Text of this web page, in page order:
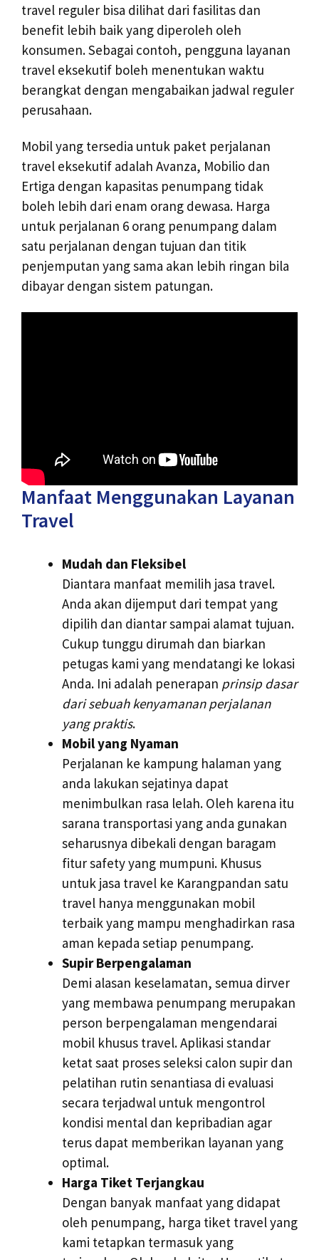
travel reguler bisa dilihat dari fasilitas dan
benefit lebih baik yang diperoleh oleh
konsumen. Sebagai contoh, pengguna layanan
travel eksekutif boleh menentukan waktu
berangkat dengan mengabaikan jadwal reguler
perusahaan.
Mobil yang tersedia untuk paket perjalanan
travel eksekutif adalah Avanza, Mobilio dan
Ertiga dengan kapasitas penumpang tidak
boleh lebih dari enam orang dewasa. Harga
untuk perjalanan 6 orang penumpang dalam
satu perjalanan dengan tujuan dan titik
penjemputan yang sama akan lebih ringan bila
dibayar dengan sistem patungan.
Manfaat Menggunakan Layanan
Travel
Mudah dan Fleksibel
Diantara manfaat memilih jasa travel.
Anda akan dijemput dari tempat yang
dipilih dan diantar sampai alamat tujuan.
Cukup tunggu dirumah dan biarkan
petugas kami yang mendatangi ke lokasi
Anda. Ini adalah penerapan prinsip dasar
dari sebuah kenyamanan perjalanan
yang praktis.
Mobil yang Nyaman
Perjalanan ke kampung halaman yang
anda lakukan sejatinya dapat
menimbulkan rasa lelah. Oleh karena itu
sarana transportasi yang anda gunakan
seharusnya dibekali dengan baragam
fitur safety yang mumpuni. Khusus
untuk jasa travel ke Karangpandan satu
travel hanya menggunakan mobil
terbaik yang mampu menghadirkan rasa
aman kepada setiap penumpang.
Supir Berpengalaman
Demi alasan keselamatan, semua dirver
yang membawa penumpang merupakan
person berpengalaman mengendarai
mobil khusus travel. Aplikasi standar
ketat saat proses seleksi calon supir dan
pelatihan rutin senantiasa di evaluasi
secara terjadwal untuk mengontrol
kondisi mental dan kepribadian agar
terus dapat memberikan layanan yang
optimal.
Harga Tiket Terjangkau
Dengan banyak manfaat yang didapat
oleh penumpang, harga tiket travel yang
kami tetapkan termasuk yang